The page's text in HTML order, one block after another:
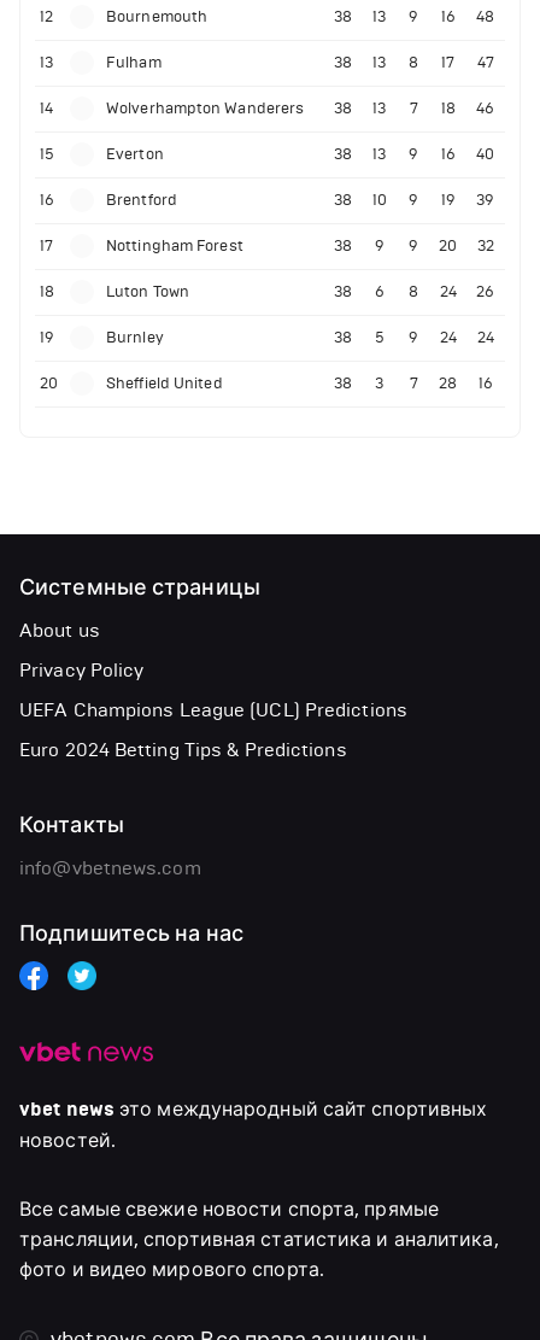
12 Bournemouth 38 13 9 16 48
13 Fulham 38 13 8 17 47
14 Wolverhampton Wanderers 38 13 7 18 46
15 Everton 38 13 9 16 40
16 Brentford 38 10 9 19 39
17 Nottingham Forest 38 9 9 20 32
18 Luton Town 38 6 8 24 26
19 Burnley 38 5 9 24 24
20 Sheffield United 38 3 7 28 16
vbet news это международный сайт спортивных
новостей.
Все самые свежие новости спорта, прямые
трансляции, спортивная статистика и аналитика,
фото и видео мирового спорта.
Системные страницы
About us
Privacy Policy
UEFA Champions League (UCL) Predictions
Euro 2024 Betting Tips & Predictions
Контакты
info@vbetnews.com
Подпишитесь на нас